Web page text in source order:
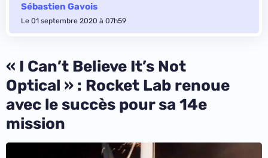
Sébastien Gavois
Le 01 septembre 2020 à 07h59
« I Can’t Believe It’s Not
Optical » : Rocket Lab renoue
avec le succès pour sa 14e
mission